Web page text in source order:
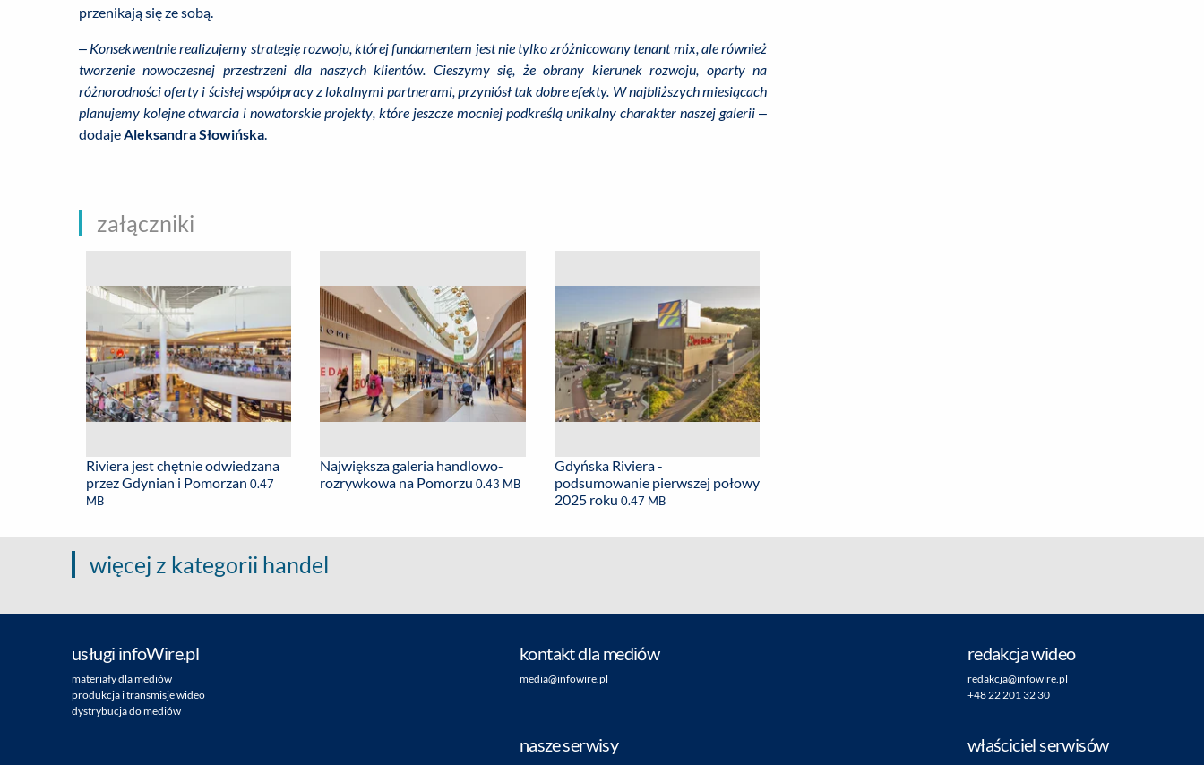
przenikają się ze sobą.
– Konsekwentnie realizujemy strategię rozwoju, której fundamentem jest nie tylko zróżnicowany tenant mix, ale również
tworzenie nowoczesnej przestrzeni dla naszych klientów. Cieszymy się, że obrany kierunek rozwoju, oparty na
różnorodności oferty i ścisłej współpracy z lokalnymi partnerami, przyniósł tak dobre efekty. W najbliższych miesiącach
planujemy kolejne otwarcia i nowatorskie projekty, które jeszcze mocniej podkreślą unikalny charakter naszej galerii –
dodajeAleksandra Słowińska.
załączniki
Riviera jest chętnie odwiedzana
przez Gdynian i Pomorzan 0.47
MB
Największa galeria handlowo-
rozrywkowa na Pomorzu0.43 MB
Gdyńska Riviera -
podsumowanie pierwszej połowy
2025 roku 0.47 MB
więcej z kategorii handel
usługi infoWire.pl
materiały dla mediów
produkcja i transmisje wideo
dystrybucja do mediów
kontakt dla mediów
media@infowire.pl
redakcja wideo
redakcja@infowire.pl
+48 22 201 32 30
nasze serwisy właściciel serwisów